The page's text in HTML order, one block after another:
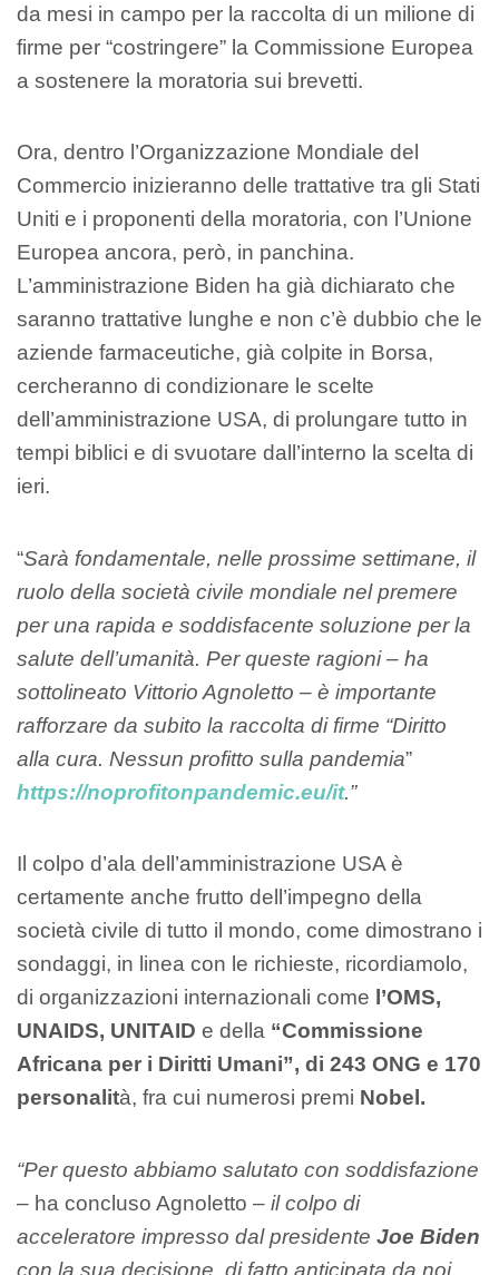
da mesi in campo per la raccolta di un milione di
firme per “costringere” la Commissione Europea
a sostenere la moratoria sui brevetti.
Ora, dentro l’Organizzazione Mondiale del
Commercio inizieranno delle trattative tra gli Stati
Uniti e i proponenti della moratoria, con l’Unione
Europea ancora, però, in panchina.
L’amministrazione Biden ha già dichiarato che
saranno trattative lunghe e non c’è dubbio che le
aziende farmaceutiche, già colpite in Borsa,
cercheranno di condizionare le scelte
dell’amministrazione USA, di prolungare tutto in
tempi biblici e di svuotare dall’interno la scelta di
ieri.
“Sarà fondamentale, nelle prossime settimane, il
ruolo della società civile mondiale nel premere
per una rapida e soddisfacente soluzione per la
salute dell’umanità. Per queste ragioni – ha
sottolineato Vittorio Agnoletto – è importante
rafforzare da subito la raccolta di firme “Diritto
alla cura. Nessun profitto sulla pandemia”
https://noprofitonpandemic.eu/it.”
Il colpo d’ala dell’amministrazione USA è
certamente anche frutto dell’impegno della
società civile di tutto il mondo, come dimostrano i
sondaggi, in linea con le richieste, ricordiamolo,
di organizzazioni internazionali come l’OMS,
UNAIDS, UNITAID e della “Commissione
Africana per i Diritti Umani”, di 243 ONG e 170
personalità, fra cui numerosi premi Nobel.
“Per questo abbiamo salutato con soddisfazione
– ha concluso Agnoletto – il colpo di
acceleratore impresso dal presidente Joe Biden
con la sua decisione, di fatto anticipata da noi